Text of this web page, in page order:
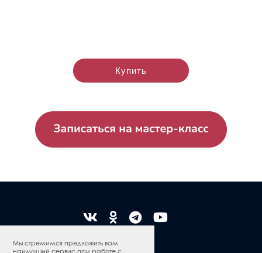
Купить
Мы стремимся предложить вам
наилучший сервис при работе с